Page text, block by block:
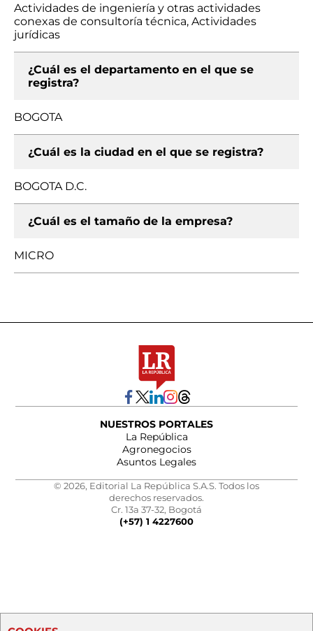
Actividades de ingeniería y otras actividades
conexas de consultoría técnica, Actividades
jurídicas
¿Cuál es el departamento en el que se
registra?
BOGOTA
¿Cuál es la ciudad en el que se registra?
BOGOTA D.C.
¿Cuál es el tamaño de la empresa?
MICRO
NUESTROS PORTALES
La República
Agronegocios
Asuntos Legales
© 2026, Editorial La República S.A.S. Todos los
derechos reservados.
Cr. 13a 37-32, Bogotá
(+57) 1 4227600